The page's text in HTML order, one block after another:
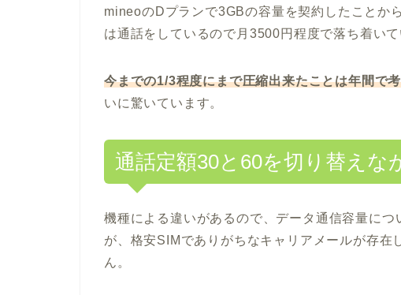
mineoのDプランで3GBの容量を契約したことか
は通話をしているので月3500円程度で落ち着いて
今までの1/3程度にまで圧縮出来たことは年間で
いに驚いています。
通話定額30と60を切り替えな
機種による違いがあるので、データ通信容量に
が、格安SIMでありがちなキャリアメールが存在
ん。